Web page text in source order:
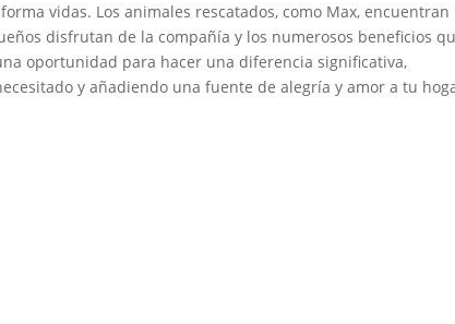
vidas. Los animales rescatados, como Max, encuentran
disfrutan de la compañía y los numerosos beneficios
oportunidad para hacer una diferencia significativa,
y añadiendo una fuente de alegría y amor a tu